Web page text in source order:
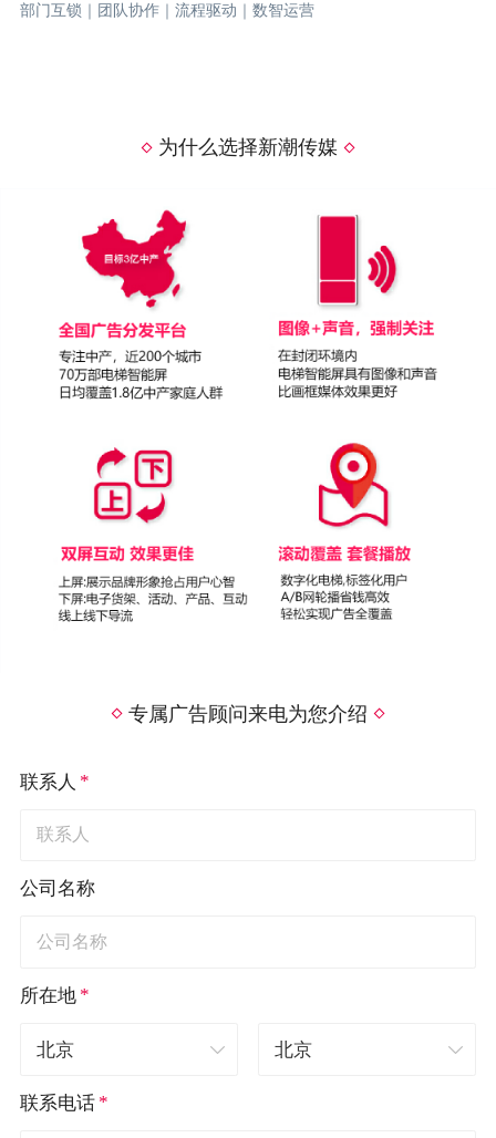
部门互锁｜团队协作｜流程驱动｜数智运营
为什么选择新潮传媒
专属广告顾问来电为您介绍
联系人 *
公司名称
所在地 *
联系电话 *